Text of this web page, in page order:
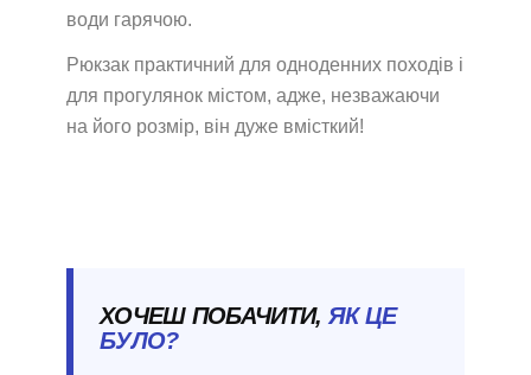
води гарячою.
Рюкзак практичний для одноденних походів і
для прогулянок містом, адже, незважаючи
на його розмір, він дуже вмісткий!
ХОЧЕШ ПОБАЧИТИ, ЯК ЦЕ
БУЛО?